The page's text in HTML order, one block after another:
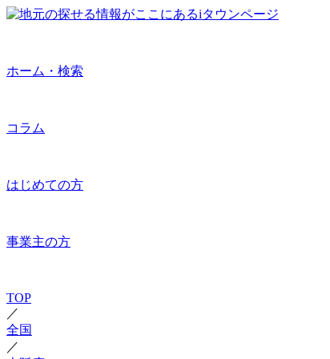
ホーム・検索
コラム
はじめての方
事業主の方
TOP
／
全国
／